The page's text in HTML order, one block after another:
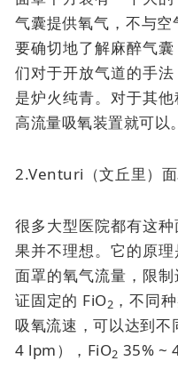
气囊提供氧气，不与
要确切地了解麻醉气
们对于开放气道的手
是炉火纯青。对于其
高流量吸氧装置就可以。
2.Venturi（文丘里）
很多大型医院都有这
果并不理想。它的原
面罩的氧气流量，限
证固定的 FiO2 ，不同
吸氧流速，可以达到不
4 lpm），FiO2 35% ~